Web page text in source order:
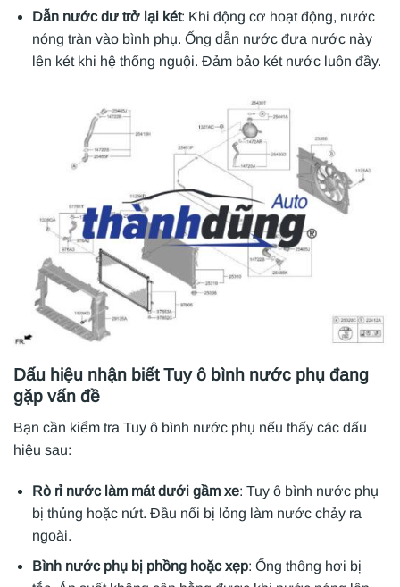
Dẫn nước dư trở lại két: Khi động cơ hoạt động, nước
nóng tràn vào bình phụ. Ống dẫn nước đưa nước này
lên két khi hệ thống nguội. Đảm bảo két nước luôn đầy.
Dấu hiệu nhận biết Tuy ô bình nước phụ đang
gặp vấn đề
Bạn cần kiểm tra Tuy ô bình nước phụ nếu thấy các dấu
hiệu sau:
Rò rỉ nước làm mát dưới gầm xe: Tuy ô bình nước phụ
bị thủng hoặc nứt. Đầu nối bị lỏng làm nước chảy ra
ngoài.
Bình nước phụ bị phồng hoặc xẹp: Ống thông hơi bị